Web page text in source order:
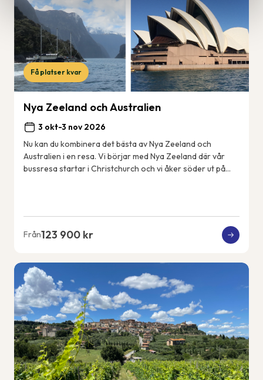
Få platser kvar
Nya Zeeland och Australien
3 okt-3 nov 2026
Nu kan du kombinera det bästa av Nya Zeeland och
Australien i en resa. Vi börjar med Nya Zeeland där vår
bussresa startar i Christchurch och vi åker söder ut på
Från123 900 kr